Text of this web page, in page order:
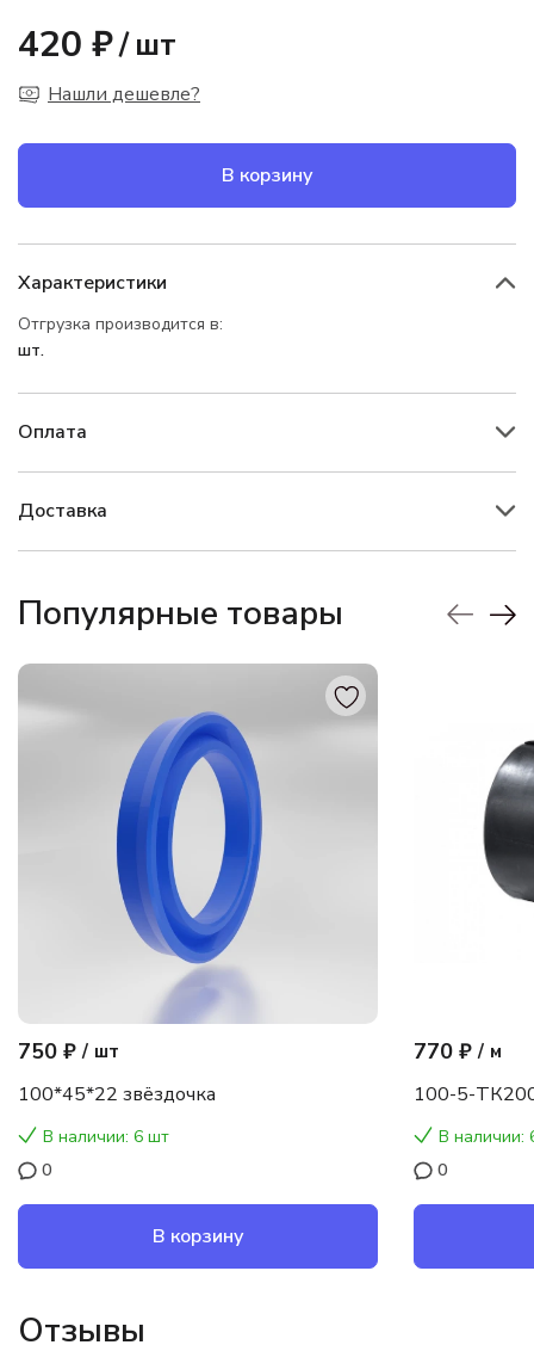
420 ₽/ шт
Нашли дешевле?
В корзину
Характеристики
Отгрузка производится в:
шт.
Оплата
Доставка
Популярные товары
750 ₽ / шт
100*45*22 звёздочка
В наличии: 6 шт
0
В корзину
770 ₽ / м
100-5-
В наличии:
0
Отзывы